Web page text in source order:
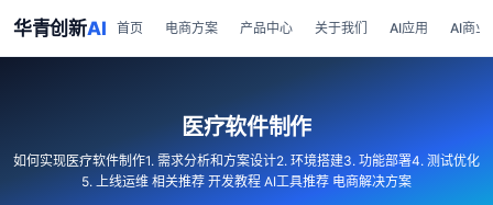
华青创新AI 首页 电商方案 产品中心 关于我们 AI应用 AI商业
医疗软件制作
如何实现医疗软件制作1. 需求分析和方案设计2. 环境搭建3. 功能部署4. 测试优化
5. 上线运维 相关推荐 开发教程 AI工具推荐 电商解决方案